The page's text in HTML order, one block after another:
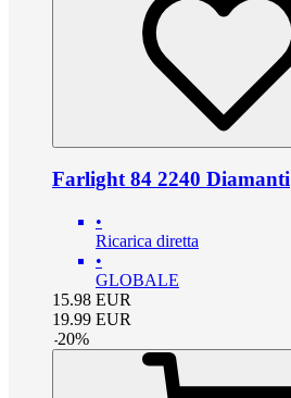
Farlight 84 2240 Diamanti
•
Ricarica diretta
•
GLOBALE
15.98 EUR
19.99 EUR
-20%